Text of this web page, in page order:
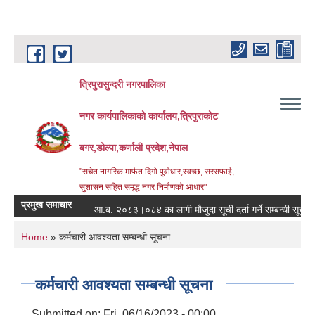
Skip to main content
त्रिपुरासुन्दरी नगरपालिका
नगर कार्यपालिकाको कार्यालय,त्रिपुराकोट
बगर,डोल्पा,कर्णाली प्रदेश,नेपाल
"सचेत नागरिक मार्फत दिगो पुर्वाधार,स्वच्छ, सरसफाई,
सुशासन सहित समृद्ध नगर निर्माणको आधार"
प्रमुख समाचारआ.ब. २०८३।०८४ का लागी मौजुदा सूची दर्ता गर्ने सम्बन्धी सूचना ।
You are here
Home » कर्मचारी आवश्यता सम्बन्धी सूचना
कर्मचारी आवश्यता सम्बन्धी सूचना